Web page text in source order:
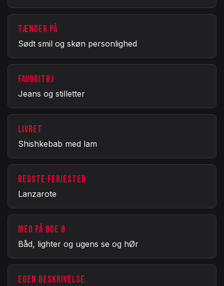
TÆNDER PÅ
Sødt smil og skøn personlighed
FAVORITØJ
Jeans og stilletter
LIVRET
Shishkebab med lam
BEDSTE FERIESTED
Lanzarote
MED PÅ ØDE Ø
Båd, lighter og ugens se og hØr
EGEN BESKRIVELSE